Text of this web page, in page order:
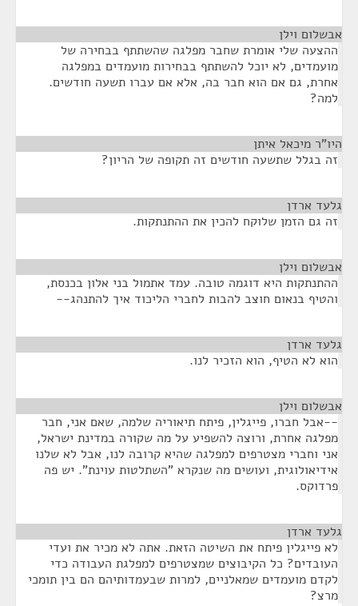
אבשלום וילן
ההצעה שלי אומרת שחבר מפלגה שהשתתף בבחירה של
מועמדים, לא יוכל להשתתף בבחירות מועמדים במפלגה
אחרת, גם אם הוא חבר בה, אלא אם עברו תשעה חודשים.
למה?
היו"ר מיכאל איתן
זה בגלל שתשעה חודשים זה תקופה של הריון?
גלעד ארדן
זה גם הזמן שלוקח להכין את ההתנתקות.
אבשלום וילן
ההתנתקות היא דוגמה טובה. עמד אתמול בני אלון בכנסת,
והטיף בנאום חוצב להבות לחברי הליכוד איך להתנהג--
גלעד ארדן
הוא לא הטיף, הוא הזכיר לנו.
אבשלום וילן
--אבל חברו, פייגלין, פיתח תיאוריה שלמה, שאם אני, חבר
מפלגה אחרת, ורוצה להשפיע על מה שקורה במדינת ישראל,
אני וחברי מצטרפים למפלגה שהיא קרובה לנו, אבל לא שלנו
אידיאולוגית, ועושים מה שנקרא "השתלטות עוינת". יש פה
פרדוקס.
גלעד ארדן
לא פייגלין פיתח את השיטה הזאת. אתה לא מכיר את ועדי
העובדים? כל הקיבוצים שמצטרפים למפלגת העבודה כדי
לקדם מועמדים שמאלניים, למרות שבעמדותיהם הם בין תומכי
מרצ?